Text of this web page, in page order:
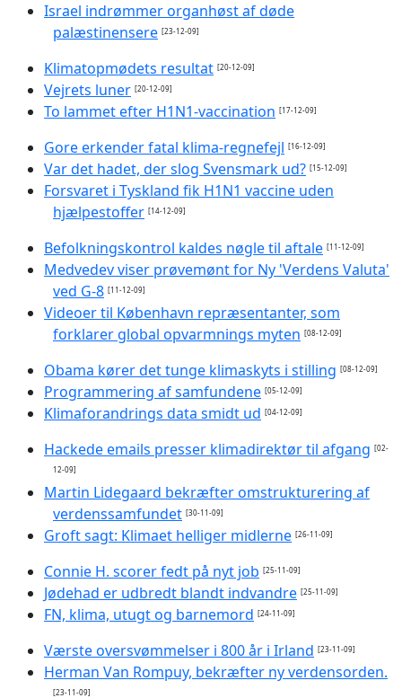
Israel indrømmer organhøst af døde
palæstinensere [23-12-09]
Klimatopmødets resultat [20-12-09]
Vejrets luner [20-12-09]
To lammet efter H1N1-vaccination [17-12-09]
Gore erkender fatal klima-regnefejl [16-12-09]
Var det hadet, der slog Svensmark ud? [15-12-09]
Forsvaret i Tyskland fik H1N1 vaccine uden
hjælpestoffer [14-12-09]
Befolkningskontrol kaldes nøgle til aftale [11-12-09]
Medvedev viser prøvemønt for Ny 'Verdens Valuta'
ved G-8 [11-12-09]
Videoer til København repræsentanter, som
forklarer global opvarmnings myten [08-12-09]
Obama kører det tunge klimaskyts i stilling [08-12-09]
Programmering af samfundene [05-12-09]
Klimaforandrings data smidt ud [04-12-09]
Hackede emails presser klimadirektør til afgang [02-
12-09]
Martin Lidegaard bekræfter omstrukturering af
verdenssamfundet [30-11-09]
Groft sagt: Klimaet helliger midlerne [26-11-09]
Connie H. scorer fedt på nyt job [25-11-09]
Jødehad er udbredt blandt indvandre [25-11-09]
FN, klima, utugt og barnemord [24-11-09]
Værste oversvømmelser i 800 år i Irland [23-11-09]
Herman Van Rompuy, bekræfter ny verdensorden.
[23-11-09]